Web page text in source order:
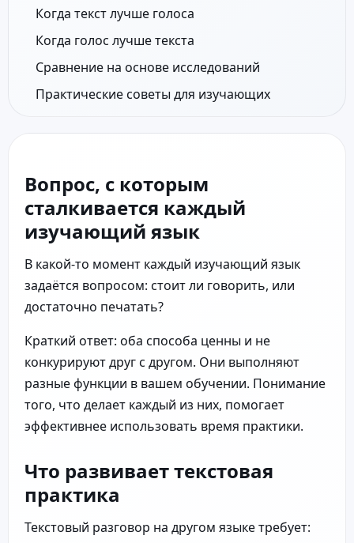
Вопрос, с которым
сталкивается каждый
изучающий язык
В какой-то момент каждый изучающий язык
задаётся вопросом: стоит ли говорить, или
достаточно печатать?
Краткий ответ: оба способа ценны и не
конкурируют друг с другом. Они выполняют
разные функции в вашем обучении. Понимание
того, что делает каждый из них, помогает
эффективнее использовать время практики.
Что развивает текстовая
практика
Текстовый разговор на другом языке требует:
Когда текст лучше голоса
Когда голос лучше текста
Сравнение на основе исследований
Практические советы для изучающих